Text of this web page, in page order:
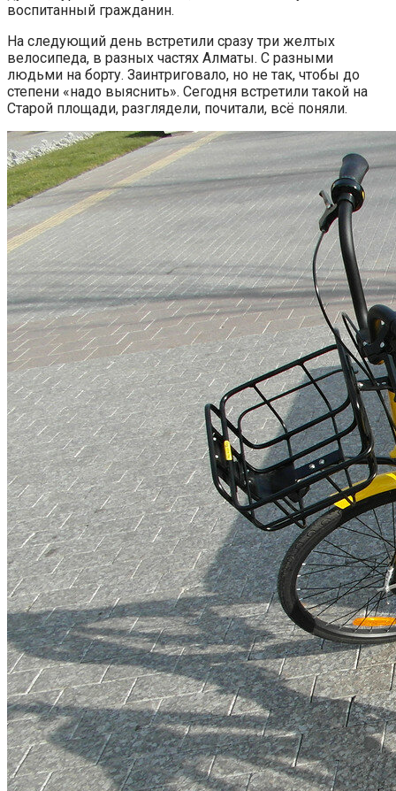
воспитанный гражданин.
На следующий день встретили сразу три желтых
велосипеда, в разных частях Алматы. С разными
людьми на борту. Заинтриговало, но не так, чтобы до
степени «надо выяснить». Сегодня встретили такой на
Старой площади, разглядели, почитали, всё поняли.